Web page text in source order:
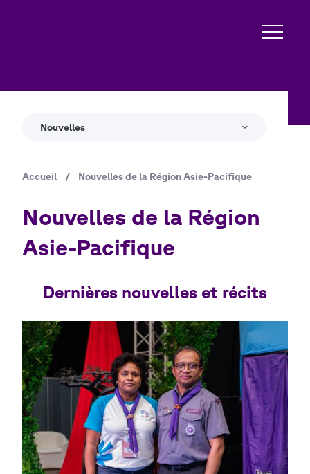
Nouvelles
Fil
d'Ariane
Accueil / Nouvelles de la Région Asie-Pacifique
Nouvelles de la Région
Asie-Pacifique
Dernières nouvelles et récits